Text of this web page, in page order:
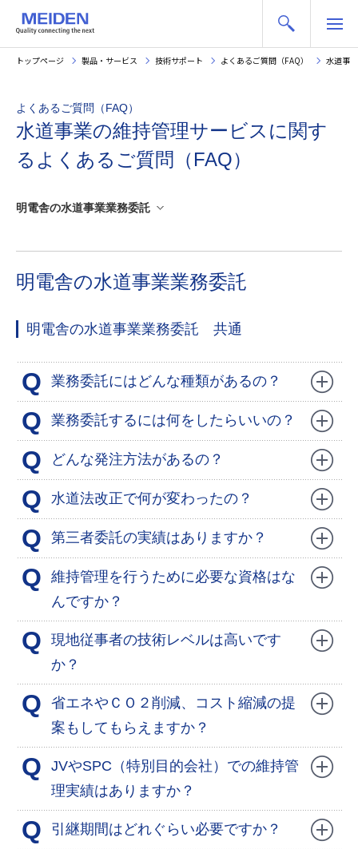
トップページ 製品・サービス 技術サポート よくあるご質問（FAQ） 水道事
よくあるご質問（FAQ）
水道事業の維持管理サービスに関す
るよくあるご質問（FAQ）
明電舎の水道事業業務委託
明電舎の水道事業業務委託
明電舎の水道事業業務委託 共通
Q 業務委託にはどんな種類があるの？
Q 業務委託するには何をしたらいいの？
Q どんな発注方法があるの？
Q 水道法改正で何が変わったの？
Q 第三者委託の実績はありますか？
Q
維持管理を行うために必要な資格はな
んですか？
Q
現地従事者の技術レベルは高いです
か？
Q
省エネやＣＯ２削減、コスト縮減の提
案もしてもらえますか？
Q
JVやSPC（特別目的会社）での維持管
理実績はありますか？
Q 引継期間はどれぐらい必要ですか？